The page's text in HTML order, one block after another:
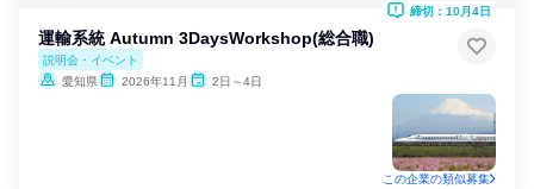
運輸系統 Autumn 3DaysWorkshop(総合職)
説明会・イベント
愛知県
2026年11月 2日～4日
締切：10月4日
この企業の類似募集